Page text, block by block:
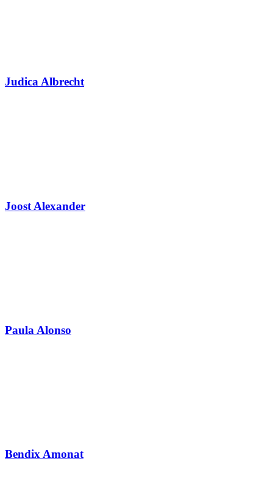
Judica Albrecht
Joost Alexander
Paula Alonso
Bendix Amonat